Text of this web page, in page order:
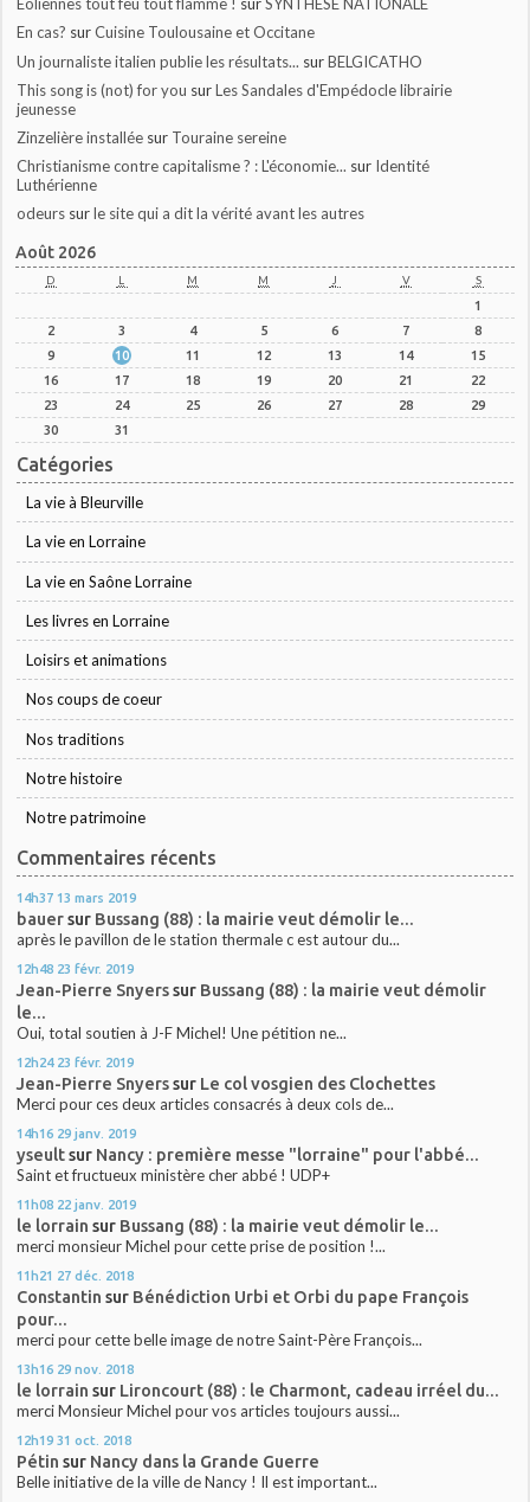
Éoliennes tout feu tout flamme ! surSYNTHESE NATIONALE
En cas? surCuisine Toulousaine et Occitane
Un journaliste italien publie les résultats... surBELGICATHO
This song is (not) for you surLes Sandales d'Empédocle librairie
jeunesse
Zinzelière installée sur Touraine sereine
Christianisme contre capitalisme ? : L'économie... sur Identité
Luthérienne
odeurs surle site qui a dit la vérité avant les autres
Août 2026
D L M M J V S
1
2
3 4 5 6 7
8
9
10 11 12 13 14
15
16
17 18 19 20 21
22
23
24 25 26 27 28
29
30
31
Catégories
La vie à Bleurville
La vie en Lorraine
La vie en Saône Lorraine
Les livres en Lorraine
Loisirs et animations
Nos coups de coeur
Nos traditions
Notre histoire
Notre patrimoine
Commentaires récents
14h37 13 mars 2019
bauersur Bussang (88) : la mairie veut démolir le...
après le pavillon de le station thermale c est autour du...
12h48 23 févr. 2019
Jean-Pierre Snyerssur Bussang (88) : la mairie veut démolir
le...
Oui, total soutien à J-F Michel! Une pétition ne...
12h24 23 févr. 2019
Jean-Pierre Snyerssur Le col vosgien des Clochettes
Merci pour ces deux articles consacrés à deux cols de...
14h16 29 janv. 2019
yseultsur Nancy : première messe "lorraine" pour l'abbé...
Saint et fructueux ministère cher abbé ! UDP+
11h08 22 janv. 2019
le lorrain sur Bussang (88) : la mairie veut démolir le...
merci monsieur Michel pour cette prise de position !...
11h21 27 déc. 2018
Constantin sur Bénédiction Urbi et Orbi du pape François
pour...
merci pour cette belle image de notre Saint-Père François...
13h16 29 nov. 2018
le lorrain sur Lironcourt (88) : le Charmont, cadeau irréel du...
merci Monsieur Michel pour vos articles toujours aussi...
12h19 31 oct. 2018
Pétin sur Nancy dans la Grande Guerre
Belle initiative de la ville de Nancy ! Il est important...